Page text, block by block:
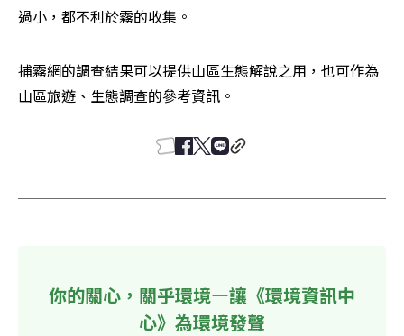
過小，都不利於霧的收集。
捕霧網的調查結果可以提供山區生態解說之用，也可作為
山區旅遊、生態調查的參考資訊。
你的關心，關乎環境—讓《環境資訊中
心》為環境發聲